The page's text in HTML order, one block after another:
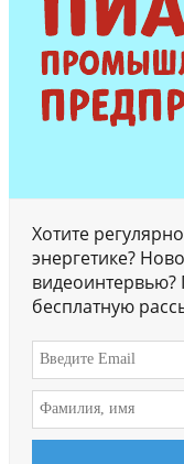
Хотите
энергетике?
бесплатную